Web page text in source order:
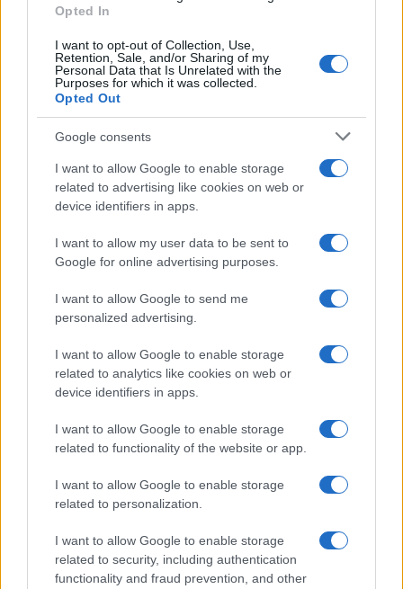
Opted In
I want to opt-out of Collection, Use,
Retention, Sale, and/or Sharing of my
Personal Data that Is Unrelated with the
Purposes for which it was collected.
Opted Out
Google consents
I want to allow Google to enable storage
related to advertising like cookies on web or
device identifiers in apps.
I want to allow my user data to be sent to
Google for online advertising purposes.
I want to allow Google to send me
personalized advertising.
I want to allow Google to enable storage
related to analytics like cookies on web or
device identifiers in apps.
I want to allow Google to enable storage
related to functionality of the website or app.
I want to allow Google to enable storage
related to personalization.
I want to allow Google to enable storage
related to security, including authentication
functionality and fraud prevention, and other
CSI Bergamo: Tra Corsi, Eventi e Protezione dei Dati
Francesca Lombardi · 29 Lug 2026
NEWS
Quando il gioco di squadra insegna a vivere: calcio, storia e
valore educativo
Francesca Lombardi · 27 Lug 2026
NEWS